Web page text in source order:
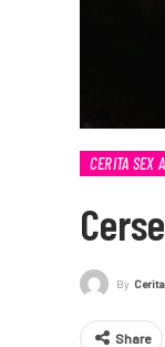
CERITA SEX
By
Share